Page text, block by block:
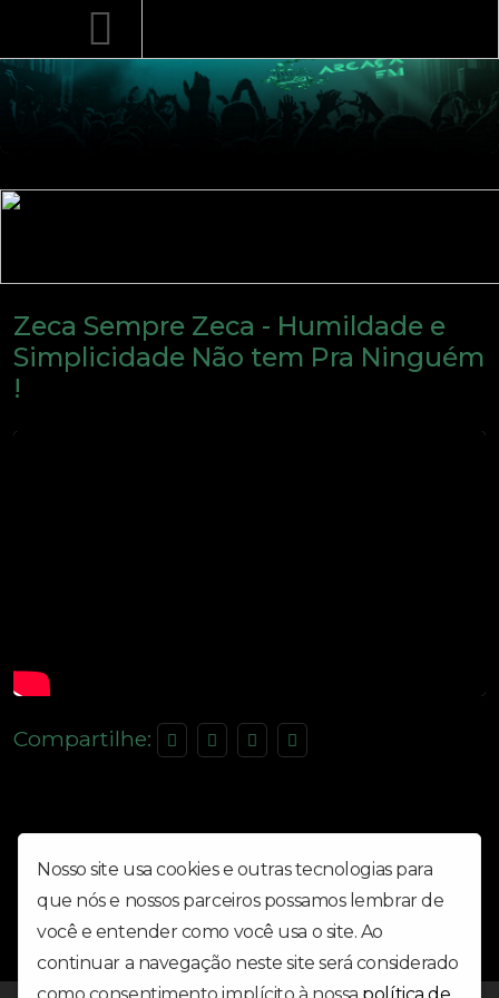
Zeca Sempre Zeca - Humildade e
Simplicidade Não tem Pra Ninguém
!
Compartilhe:
Nosso site usa cookies e outras tecnologias para
que nós e nossos parceiros possamos lembrar de
você e entender como você usa o site. Ao
continuar a navegação neste site será considerado